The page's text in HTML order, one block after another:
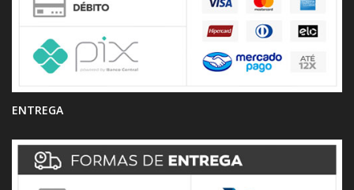
ENTREGA